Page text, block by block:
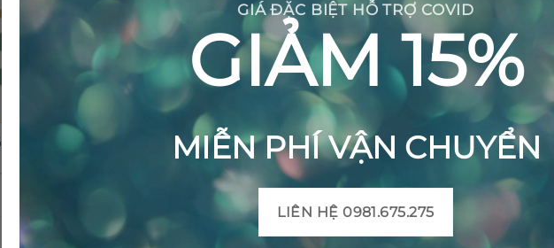
GIÁ ĐẶC BIỆT HỖ TRỢ COVID
GIẢM 15%
MIỄN PHÍ VẬN CHUYỂN
LIÊN HỆ 0981.675.275
CTS 19.3